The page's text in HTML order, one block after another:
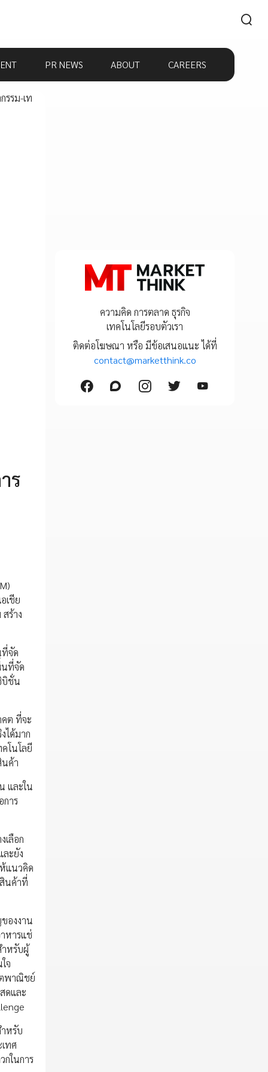
PR NEWS ABOUT CAREERS
ร
เชีย
ร้าง
จัด
นที่จัด
บิชั่น
คต ที่จะ
ได้มาก
โนโลยี
นค้า
และใน
การ
เลือก
ะยัง
แนวคิด
นค้าที่
องงาน
หารแช่
หรับผู้
จ
ตพาณิชย์
ดและ
หรับ
ทศ
กในการ
ความคิด การตลาด ธุรกิจ
เทคโนโลยีรอบตัวเรา
ติดต่อโฆษณา หรือ มีข้อเสนอแนะ ได้ที่
contact@marketthink.co